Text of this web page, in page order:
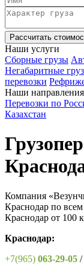
Рассчитать
Наши услуги
Сборные грузы
Негабаритные
перевозки
Наши направления
Перевозки по
Казахстан
Компания
Краснодар по
Краснодар от 100
Краснодар:
+7(965) 063-29-05 /